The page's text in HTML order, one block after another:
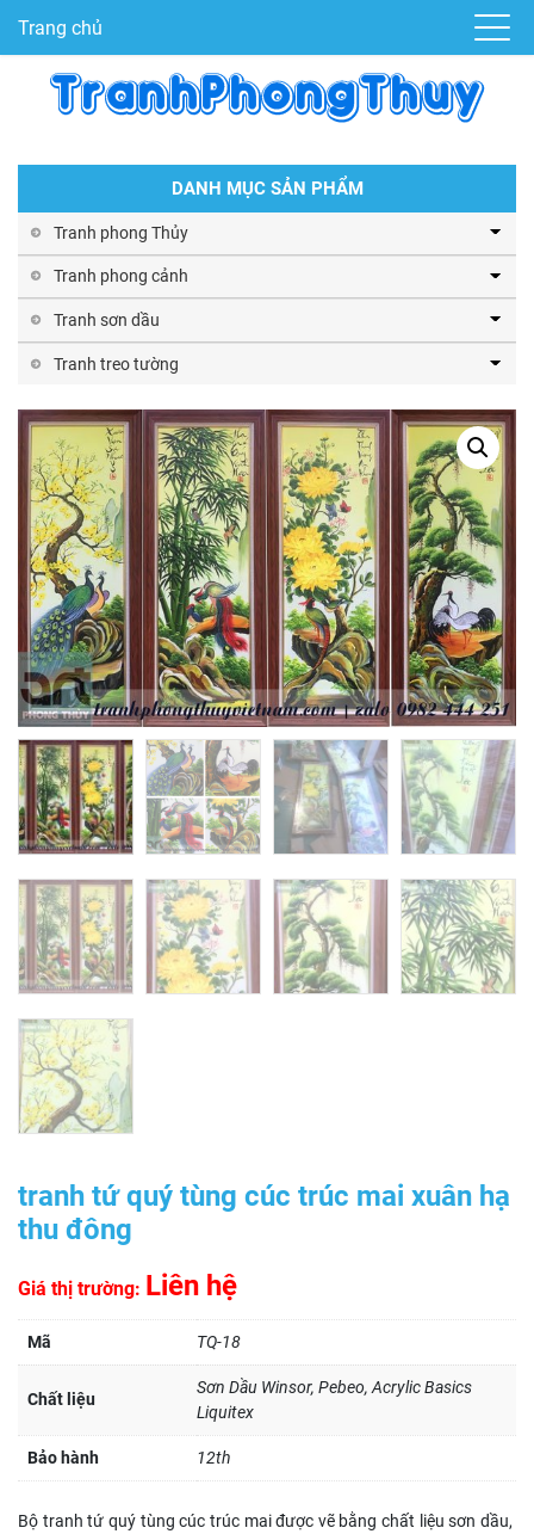
Trang chủ
DANH MỤC SẢN PHẨM
Tranh phong Thủy
Tranh phong cảnh
Tranh sơn dầu
Tranh treo tường
tranh tứ quý tùng cúc trúc mai xuân hạ
thu đông
Giá thị trường: Liên hệ
Mã TQ-18
Chất liệu
Sơn Dầu Winsor, Pebeo, Acrylic Basics
Liquitex
Bảo hành 12th
Bộ tranh tứ quý tùng cúc trúc mai được vẽ bằng chất liệu sơn dầu,